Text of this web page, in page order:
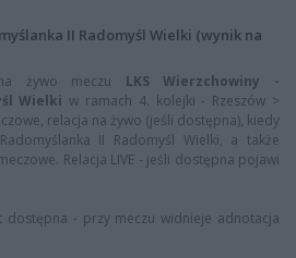
II Radomyśl Wielki (wynik na
żywo meczu LKS Wierzchowiny -
Wielki w ramach 4. kolejki - Rzeszów >
relacja na żywo (jeśli dostępna), kiedy
II Radomyśl Wielki, a także
Relacja LIVE - jeśli dostępna pojawi
dostępna - przy meczu widnieje adnotacja